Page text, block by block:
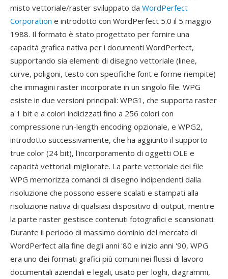
misto vettoriale/raster sviluppato da WordPerfect
Corporation e introdotto con WordPerfect 5.0 il 5 maggio
1988. Il formato è stato progettato per fornire una
capacità grafica nativa per i documenti WordPerfect,
supportando sia elementi di disegno vettoriale (linee,
curve, poligoni, testo con specifiche font e forme riempite)
che immagini raster incorporate in un singolo file. WPG
esiste in due versioni principali: WPG1, che supporta raster
a 1 bit e a colori indicizzati fino a 256 colori con
compressione run-length encoding opzionale, e WPG2,
introdotto successivamente, che ha aggiunto il supporto
true color (24 bit), l'incorporamento di oggetti OLE e
capacità vettoriali migliorate. La parte vettoriale dei file
WPG memorizza comandi di disegno indipendenti dalla
risoluzione che possono essere scalati e stampati alla
risoluzione nativa di qualsiasi dispositivo di output, mentre
la parte raster gestisce contenuti fotografici e scansionati.
Durante il periodo di massimo dominio del mercato di
WordPerfect alla fine degli anni '80 e inizio anni '90, WPG
era uno dei formati grafici più comuni nei flussi di lavoro
documentali aziendali e legali, usato per loghi, diagrammi,